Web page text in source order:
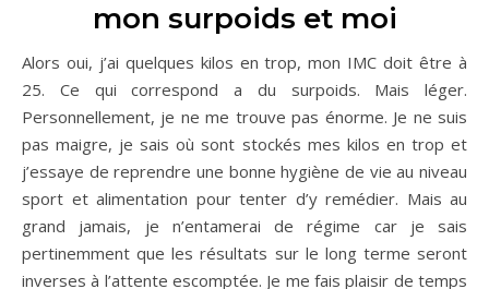
mon surpoids et moi
Alors oui, j’ai quelques kilos en trop, mon IMC doit être à
25. Ce qui correspond a du surpoids. Mais léger.
Personnellement, je ne me trouve pas énorme. Je ne suis
pas maigre, je sais où sont stockés mes kilos en trop et
j’essaye de reprendre une bonne hygiène de vie au niveau
sport et alimentation pour tenter d’y remédier. Mais au
grand jamais, je n’entamerai de régime car je sais
pertinemment que les résultats sur le long terme seront
inverses à l’attente escomptée. Je me fais plaisir de temps